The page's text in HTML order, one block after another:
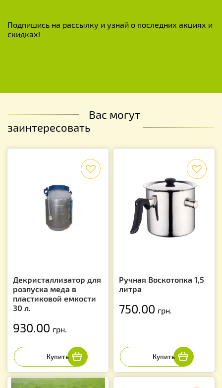
Подпишись на рассылку и узнай о последних акциях и
скидках!
Вас могут
заинтересовать
Декристаллизатор для
розпуска меда в
пластиковой емкости
30 л.
930.00 грн.
Ручная Воскотопка 1,5
литра
750.00 грн.